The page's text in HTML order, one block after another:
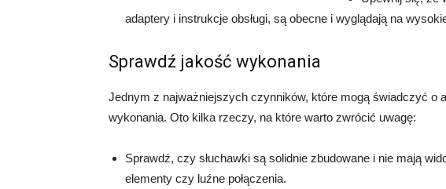
adaptery i instrukcje obsługi, są obecne i wyglądają na
Sprawdź jakość wykonania
Jednym z najważniejszych czynników, które mogą świadczyć o
wykonania. Oto kilka rzeczy, na które warto zwrócić uwagę:
Sprawdź, czy słuchawki są solidnie zbudowane i nie mają
elementy czy luźne połączenia.